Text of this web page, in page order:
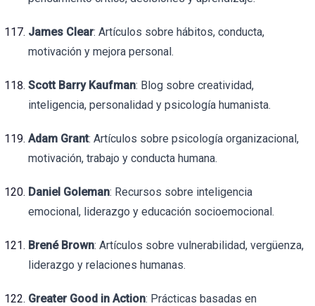
James Clear: Artículos sobre hábitos, conducta,
motivación y mejora personal.
Scott Barry Kaufman: Blog sobre creatividad,
inteligencia, personalidad y psicología humanista.
Adam Grant: Artículos sobre psicología organizacional,
motivación, trabajo y conducta humana.
Daniel Goleman: Recursos sobre inteligencia
emocional, liderazgo y educación socioemocional.
Brené Brown: Artículos sobre vulnerabilidad, vergüenza,
liderazgo y relaciones humanas.
Greater Good in Action: Prácticas basadas en